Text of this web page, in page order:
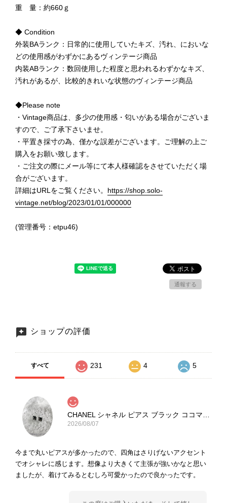
重 量：約660ｇ
◆ Condition
外装BAランク：日常的に使用していたキズ、汚れ、においな
どの使用感がわずかにあるヴィンテージ商品
内装ABランク：数回使用した程度と思われるわずかなキズ、
汚れがあるが、比較的きれいな状態のヴィンテージ商品
◆Please note
・Vintage商品は、多少の使用感・匂いがある場合がございま
すので、ご了承下さいませ。
・平置き採寸の為、僅かな誤差がございます。ご理解の上ご
購入をお願い致します。
・ご注文の際にメール等にて本人様確認をさせていただく場
合がございます。
詳細はURLをご覧ください。 https://shop.solo-
vintage.net/blog/2023/01/01/000000
(管理番号：etpu46)
通報する
ショップの評価
すべて 231 4 5
2026/08/07
今まで丸いピアスが多かったので、四角はさりげないアクセント
でオシャレに感じます。想像より大きくて主張が強いかなと思い
ましたが、着けてみるとむしろ可愛かったので良かったです。